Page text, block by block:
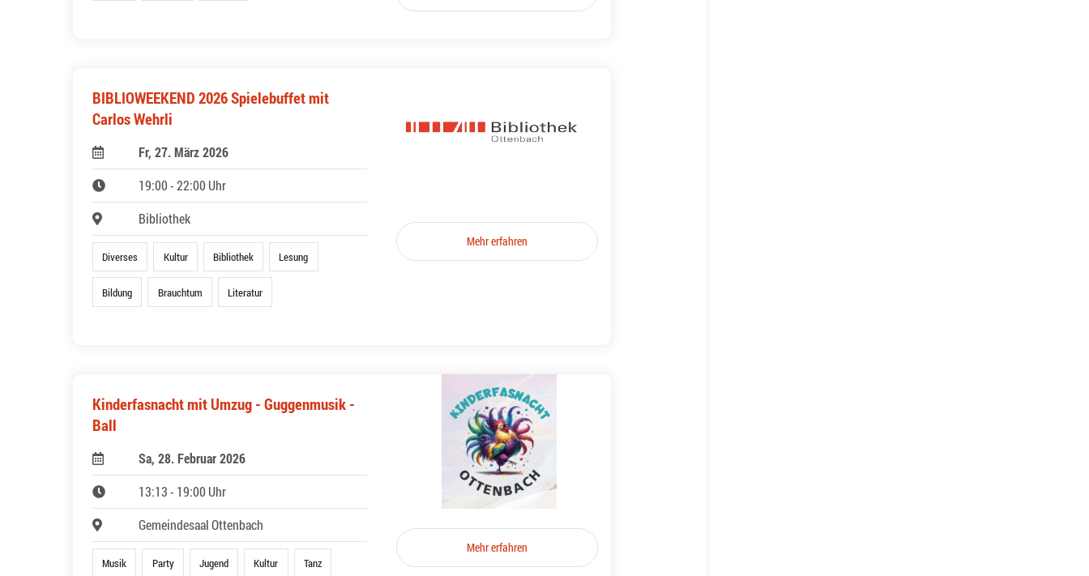
BIBLIOWEEKEND 2026 Spielebuffet mit
Carlos Wehrli
Fr, 27. März 2026
19:00 - 22:00 Uhr
Bibliothek
Diverses Kultur Bibliothek Lesung
Bildung Brauchtum Literatur
Mehr erfahren
Kinderfasnacht mit Umzug - Guggenmusik -
Ball
Sa, 28. Februar 2026
13:13 - 19:00 Uhr
Gemeindesaal Ottenbach
Musik Party Jugend Kultur Tanz
Mehr erfahren